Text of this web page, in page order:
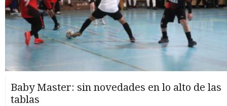
Baby Master: sin novedades en lo alto de las
tablas